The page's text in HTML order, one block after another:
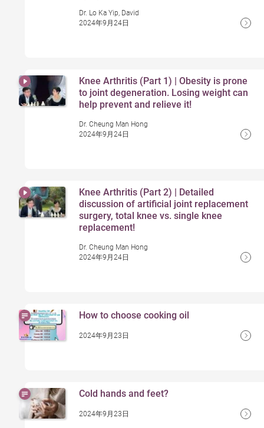
Dr. Lo Ka Yip, David
2024年9月24日
Knee Arthritis (Part 1) | Obesity is prone
to joint degeneration. Losing weight can
help prevent and relieve it!
Dr. Cheung Man Hong
2024年9月24日
Knee Arthritis (Part 2) | Detailed
discussion of artificial joint replacement
surgery, total knee vs. single knee
replacement!
Dr. Cheung Man Hong
2024年9月24日
How to choose cooking oil
2024年9月23日
Cold hands and feet?
2024年9月23日